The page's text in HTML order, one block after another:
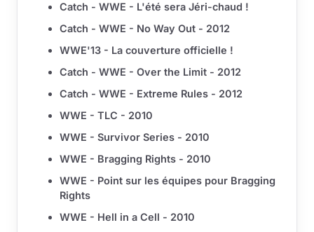
Catch - WWE - L'été sera Jéri-chaud !
Catch - WWE - No Way Out - 2012
WWE'13 - La couverture officielle !
Catch - WWE - Over the Limit - 2012
Catch - WWE - Extreme Rules - 2012
WWE - TLC - 2010
WWE - Survivor Series - 2010
WWE - Bragging Rights - 2010
WWE - Point sur les équipes pour Bragging
Rights
WWE - Hell in a Cell - 2010